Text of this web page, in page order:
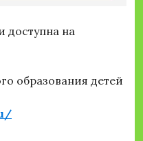
доступна на
образования детей